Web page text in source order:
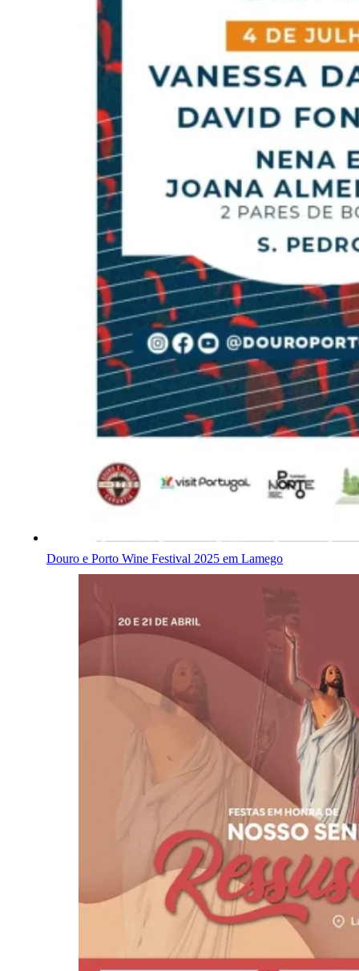
Douro e Porto Wine Festival 2025 em Lamego